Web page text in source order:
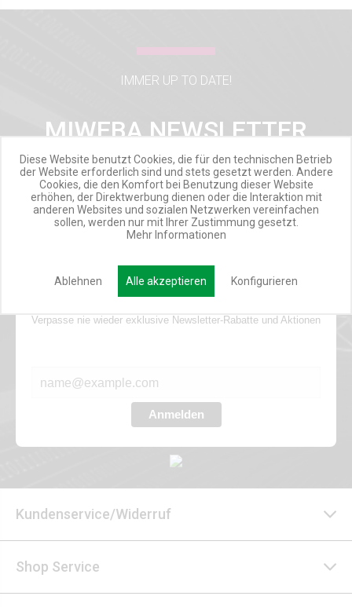
IMMER UP TO DATE!
MIWEBA NEWSLETTER
INSPIRATIONSMAIL
PRODUKTUPDATES
TOP INFORMIERT
ANGEBOTE
Werde Teil der Miweba Community!
Verpasse nie wieder exklusive Newsletter-Rabatte und Aktionen
Anmelden
Kundenservice/Widerruf
Shop Service
Diese Website benutzt Cookies, die für den technischen Betrieb
der Website erforderlich sind und stets gesetzt werden. Andere
Cookies, die den Komfort bei Benutzung dieser Website
erhöhen, der Direktwerbung dienen oder die Interaktion mit
anderen Websites und sozialen Netzwerken vereinfachen
sollen, werden nur mit Ihrer Zustimmung gesetzt.
Mehr Informationen
Ablehnen Alle akzeptieren Konfigurieren